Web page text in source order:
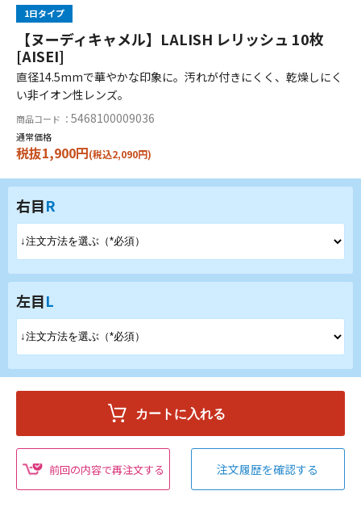
1日タイプ
【ヌーディキャメル】LALISH レリッシュ 10枚
[AISEI]
直径14.5mmで華やかな印象に。汚れが付きにくく、乾燥しにく
い非イオン性レンズ。
商品コード ： 5468100009036
通常価格
税抜1,900円(税込2,090円)
右目R
左目L
前回の内容で再注文する 注文履歴を確認する